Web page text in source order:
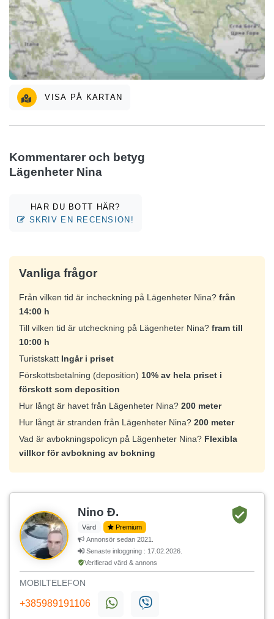
VISA PÅ KARTAN
Kommentarer och betyg
Lägenheter Nina
HAR DU BOTT HÄR?
SKRIV EN RECENSION!
Vanliga frågor
Från vilken tid är incheckning på Lägenheter Nina? från
14:00 h
Till vilken tid är utcheckning på Lägenheter Nina? fram till
10:00 h
Turistskatt Ingår i priset
Förskottsbetalning (deposition) 10% av hela priset i
förskott som deposition
Hur långt är havet från Lägenheter Nina? 200 meter
Hur långt är stranden från Lägenheter Nina? 200 meter
Vad är avbokningspolicyn på Lägenheter Nina? Flexibla
villkor för avbokning av bokning
Nino Đ.
Värd
Premium
Annonsör sedan 2021.
Senaste inloggning : 17.02.2026.
Verifierad värd & annons
MOBILTELEFON
+385989191106